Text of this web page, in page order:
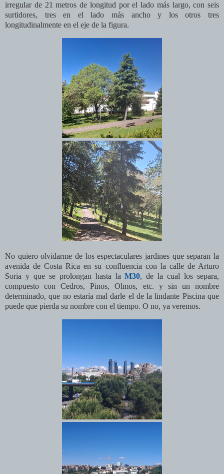
irregular de 21 metros de longitud por el lado más largo, con seis
surtidores, tres en el lado más ancho y los otros tres
longitudinalmente en el eje de la figura.
No quiero olvidarme de los espectaculares jardines que separan la
avenida de Costa Rica en su confluencia con la calle de Arturo
Soria y que se prolongan hasta laM30, de la cual los separa,
compuesto con Cedros, Pinos, Olmos, etc. y sin un nombre
determinado, que no estaría mal darle el de la lindante Piscina que
puede que pierda su nombre con el tiempo. O no, ya veremos.